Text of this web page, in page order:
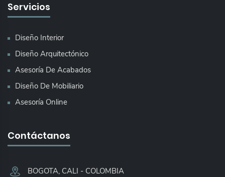
Servicios
Diseño Interior
Diseño Arquitectónico
Asesoría De Acabados
Diseño De Mobiliario
Asesoría Online
Contáctanos
BOGOTA, CALI - COLOMBIA​